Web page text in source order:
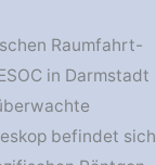
Raumfahrt-
in Darmstadt
befindet sich